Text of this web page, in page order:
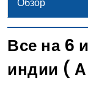
Все на 6
индии (